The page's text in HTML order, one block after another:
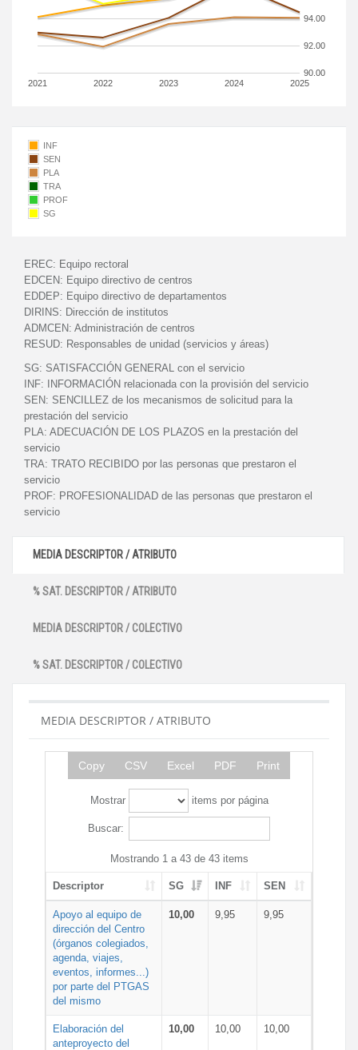
2021 2022 2023 2024 2025
90.00
92.00
94.00
INF
SEN
PLA
TRA
PROF
SG
EREC: Equipo rectoral
EDCEN: Equipo directivo de centros
EDDEP: Equipo directivo de departamentos
DIRINS: Dirección de institutos
ADMCEN: Administración de centros
RESUD: Responsables de unidad (servicios y áreas)
SG: SATISFACCIÓN GENERAL con el servicio
INF:
INFORMACIÓN relacionada con la provisión del servicio
SEN: SENCILLEZ de los mecanismos de solicitud para la
prestación del servicio
PLA: ADECUACIÓN DE LOS PLAZOS en la prestación del
servicio
TRA: TRATO RECIBIDO por las personas que prestaron el
servicio
PROF: PROFESIONALIDAD de las personas que prestaron el
servicio
MEDIA DESCRIPTOR / ATRIBUTO
% SAT. DESCRIPTOR / ATRIBUTO
MEDIA DESCRIPTOR / COLECTIVO
% SAT. DESCRIPTOR / COLECTIVO
MEDIA DESCRIPTOR / ATRIBUTO
Copy CSV Excel PDF Print
Mostrar items por página
Buscar:
Mostrando 1 a 43 de 43 items
Descriptor SG INF SEN
Apoyo al equipo de
dirección del Centro
(órganos colegiados,
agenda, viajes,
eventos, informes...)
por parte del PTGAS
del mismo
10,00 9,95 9,95
Elaboración del
anteproyecto del
10,00 10,00 10,00